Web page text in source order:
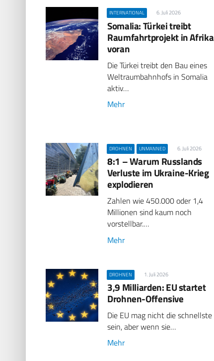
INTERNATIONAL 6. Juli 2026
Somalia: Türkei treibt
Raumfahrtprojekt in Afrika
voran
Die Türkei treibt den Bau eines
Weltraumbahnhofs in Somalia
aktiv…
Mehr
DROHNEN UNMANNED 6. Juli 2026
8:1 – Warum Russlands
Verluste im Ukraine-Krieg
explodieren
Zahlen wie 450.000 oder 1,4
Millionen sind kaum noch
vorstellbar.…
Mehr
DROHNEN 1. Juli 2026
3,9 Milliarden: EU startet
Drohnen-Offensive
Die EU mag nicht die schnellste
sein, aber wenn sie…
Mehr